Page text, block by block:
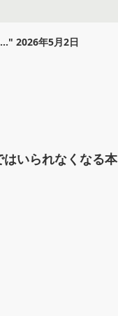
" 2026年5月2日
いられなくなる本